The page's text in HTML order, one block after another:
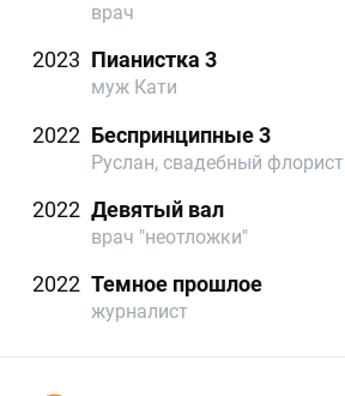
врач
2023 Пианистка 3
муж Кати
2022 Беспринципные 3
Руслан, свадебный флорист
2022 Девятый вал
врач "неотложки"
2022 Темное прошлое
журналист